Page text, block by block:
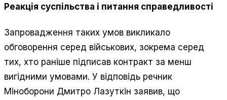
Реакція суспільства і питання справедливості
Запровадження таких умов викликало
обговорення серед військових, зокрема серед
тих, хто раніше підписав контракт за менш
вигідними умовами. У відповідь речник
Міноборони Дмитро Лазуткін заявив, що